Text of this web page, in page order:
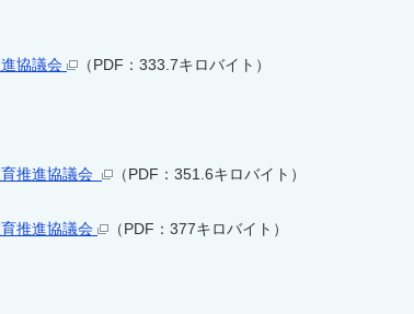
協議会
（PDF：333.7キロバイト）
推進協議会
（PDF：351.6キロバイト）
推進協議会
（PDF：377キロバイト）